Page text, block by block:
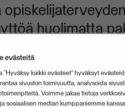
huolimatta
JANUARY 12, 20232
evästeitä
“Hyväksy kaikki evästeet” hyväksyt
sivuston toimivuutta, analysoida
Voimme jakaa tietoja
sosiaalisen median kumppaniemme